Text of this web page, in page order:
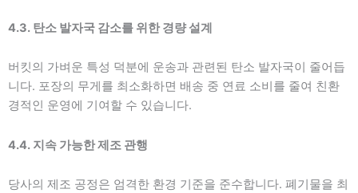
4.3. 탄소 발자국 감소를 위한 경량 설계
버킷의 가벼운 특성 덕분에 운송과 관련된 탄소 발자국이 줄어듭
니다. 포장의 무게를 최소화하면 배송 중 연료 소비를 줄여 친환
경적인 운영에 기여할 수 있습니다.
4.4. 지속 가능한 제조 관행
당사의 제조 공정은 엄격한 환경 기준을 준수합니다. 폐기물을 최